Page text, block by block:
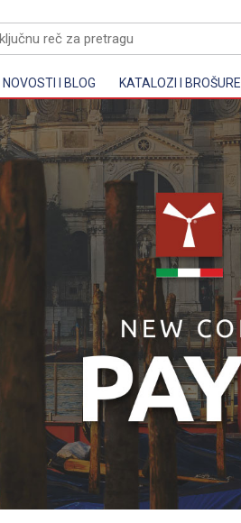
NOVOSTI I BLOG KATALOZI I BROŠURE